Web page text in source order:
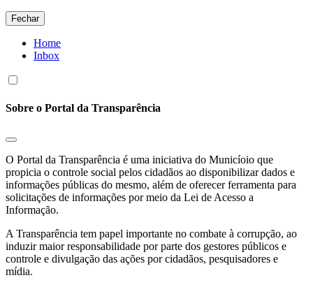
Fechar
Home
Inbox
Sobre o Portal da Transparência
O Portal da Transparência é uma iniciativa do Municíoio que
propicia o controle social pelos cidadãos ao disponibilizar dados e
informações públicas do mesmo, além de oferecer ferramenta para
solicitações de informações por meio da Lei de Acesso a
Informação.
A Transparência tem papel importante no combate à corrupção, ao
induzir maior responsabilidade por parte dos gestores públicos e
controle e divulgação das ações por cidadãos, pesquisadores e
mídia.